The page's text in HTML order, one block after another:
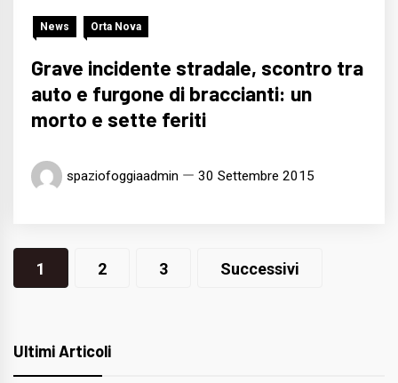
News Orta Nova
Grave incidente stradale, scontro tra
auto e furgone di braccianti: un
morto e sette feriti
spaziofoggiaadmin 30 Settembre 2015
Navigazione
articoli
1 2 3 Successivi
Ultimi Articoli